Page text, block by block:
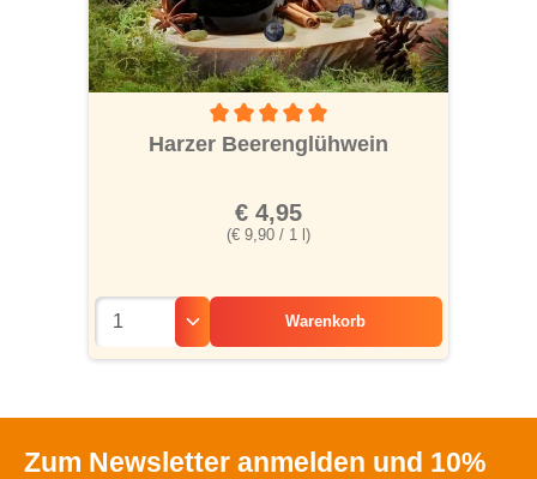
Durchschnittliche Bewertung von 5 von 5
Harzer Beerenglühwein
(€ 9,90 / 1 l)
€ 4,95
Warenkorb
Zum Newsletter anmelden und 10%